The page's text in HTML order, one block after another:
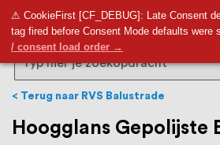
9,5
⚠ CookieFirst [CF_DEBUG]: Late Consent
tag fired before Consent Mode defaults were
/ consent load order →
RVS Land is een écht
bijna 20 jaar ervaring in
voor binnen- en
trapleuningen,
ventilatieroosters en
Search
Terug naar RVS Balustrade
Hoogglans Gepolijste